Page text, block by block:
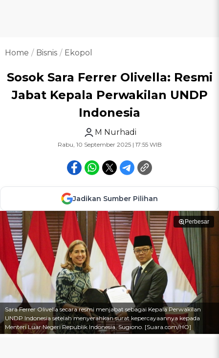
Home Bisnis Ekopol
Sosok Sara Ferrer Olivella: Resmi
Jabat Kepala Perwakilan UNDP
Indonesia
M Nurhadi
Rabu, 10 September 2025 | 17:55 WIB
Jadikan Sumber Pilihan
Perbesar
Sara Ferrer Olivella secara resmi menjabat sebagai Kepala Perwakilan
UNDP Indonesia setelah menyerahkan surat kepercayaannya kepada
Menteri Luar Negeri Republik Indonesia, Sugiono. [Suara.com/HO]